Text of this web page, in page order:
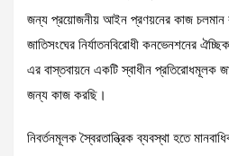
জন্য প্রয়োজনীয় আইন প্রণয়নের কাজ
জাতিসংঘের নির্যাতনবিরোধী কনভেনশনের
এর বাস্তবায়নে একটি স্বাধীন প্রতিরোধমূলক
জন্য কাজ করছি।
নিবর্তনমূলক স্বৈরতান্ত্রিক ব্যবস্থা হতে